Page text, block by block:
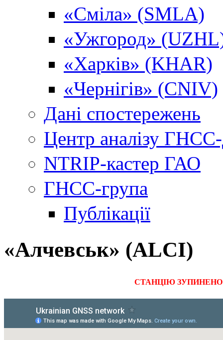
«Сміла» (SMLA)
«Ужгород»
«Харків» (KHAR)
«Чернігів» (CNIV)
Дані спостережень
Центр аналізу
NTRIP-кастер ГАО
ГНСС-група
Публікації
«Алчевськ» (ALCI)
СТАНЦІЮ ЗУПИНЕНО